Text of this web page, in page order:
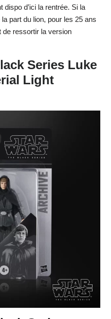
d’ici la rentrée. Si la
part du lion, pour les 25 ans
ressortir la version
Series Luke
Light